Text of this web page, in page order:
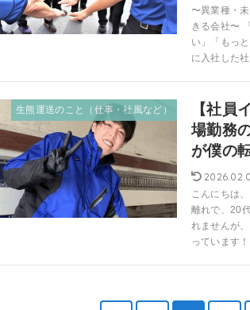
〜異業種・
きる会社〜
い」「もっ
に入社した
生熊運送のこと（仕事・社風など）
【社員
場勤務
が僕の
こんにちは
離れで、20
れませんが
っています